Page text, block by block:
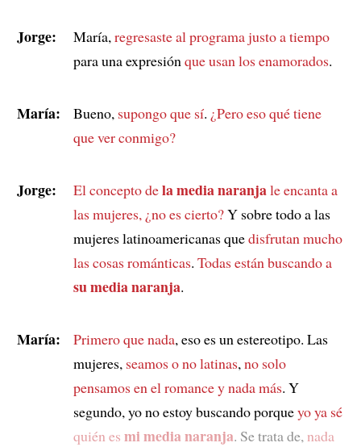
Jorge: María, regresaste al programa justo a tiempo
para una expresión que usan los enamorados.
María: Bueno, supongo que sí. ¿Pero eso qué tiene
que ver conmigo?
Jorge: El concepto dela media naranjale encanta a
las mujeres, ¿no es cierto?Y sobre todo a las
mujeres latinoamericanas quedisfrutan mucho
las cosas románticas. Todas están buscando a
su media naranja.
María: Primero que nada, eso es un estereotipo. Las
mujeres, seamos o no latinas, no solo
pensamos en el romance y nada más. Y
segundo, yo no estoy buscando porqueyo ya sé
quién es mi media naranja. Se trata de, nada